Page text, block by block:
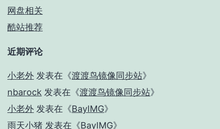
网盘相关
酷站推荐
近期评论
小老外 发表在《渡渡鸟镜像同步站》
nbarock 发表在《渡渡鸟镜像同步站》
小老外 发表在《BayIMG》
雨天小猪 发表在《BayIMG》